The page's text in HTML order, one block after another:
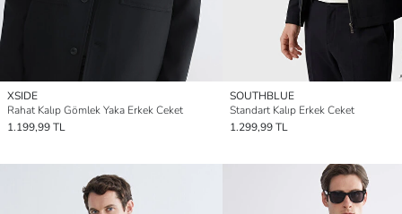
XSIDE
Rahat Kalıp Gömlek Yaka Erkek Ceket
1.199,99 TL
SOUTHBLUE
Standart Kalıp Erkek Ceket
1.299,99 TL